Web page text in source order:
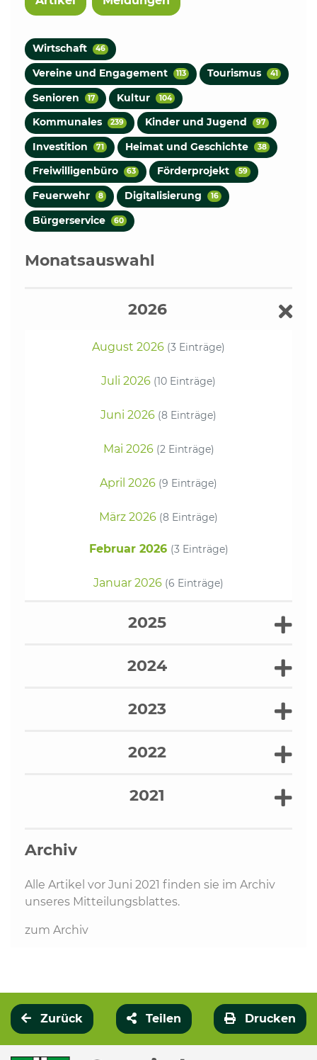
Wirtschaft 46
Vereine und Engagement 113 Tourismus 41
Senioren 17 Kultur 104
Kommunales 239 Kinder und Jugend 97
Investition 71 Heimat und Geschichte 38
Freiwilligenbüro 63 Förderprojekt 59
Feuerwehr 8 Digitalisierung 16
Bürgerservice 60
Monatsauswahl
2026
August 2026 (3 Einträge)
Juli 2026 (10 Einträge)
Juni 2026 (8 Einträge)
Mai 2026 (2 Einträge)
April 2026 (9 Einträge)
März 2026 (8 Einträge)
Februar 2026 (3 Einträge)
Januar 2026 (6 Einträge)
2025
2024
2023
2022
2021
Archiv
Alle Artikel vor Juni 2021 finden sie im Archiv
unseres Mitteilungsblattes.
zum Archiv
Zurück Teilen Drucken